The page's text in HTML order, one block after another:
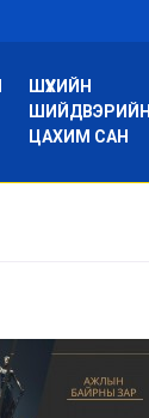
ШҮҮХИЙН
ШИЙДВЭРИЙН
ЦАХИМ САН